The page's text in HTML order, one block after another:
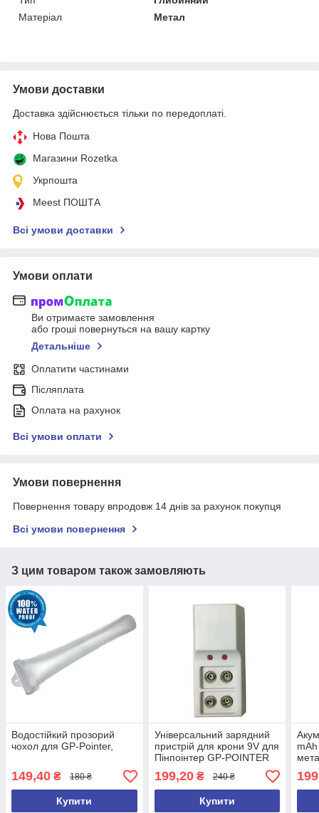
Матеріал
Метал
Умови доставки
Доставка здійснюється тільки по передоплаті.
Нова Пошта
Магазини Rozetka
Укрпошта
Meest ПОШТА
Всі умови доставки
Умови оплати
Ви отримаєте замовлення
або гроші повернуться на вашу картку
Детальніше
Оплатити частинами
Післяплата
Оплата на рахунок
Всі умови оплати
Умови повернення
Повернення товару впродовж 14 днів за рахунок покупця
Всі умови повернення
З цим товаром також замовляють
Водостійкий прозорий
чохол для GP-Pointer,
149,40 ₴ 180 ₴
Купити
Універсальний зарядний
пристрій для крони 9V для
Пінпоінтер GP-POINTER
199,20₴ 240 ₴
Купити